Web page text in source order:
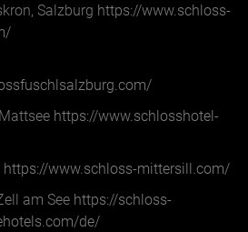
Salzburg https://www.schloss-
https://www.schlosshotel-
https://www.schloss-mittersill.com/
am See https://schloss-
de/